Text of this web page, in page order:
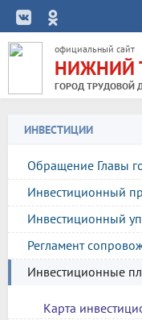
официальный сайт
НИЖНИЙ
ГОРОД ТРУДОВОЙ
ИНВЕСТИЦИИ
Обращение Главы
Инвестиционный
Инвестиционный
Регламент
Инвестиционные
Карта